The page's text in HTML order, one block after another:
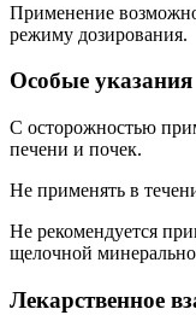
Применение возможно
режиму дозирования.
Особые указания
С осторожностью
печени и почек.
Не применять в
Не рекомендуется
щелочной
Лекарственное